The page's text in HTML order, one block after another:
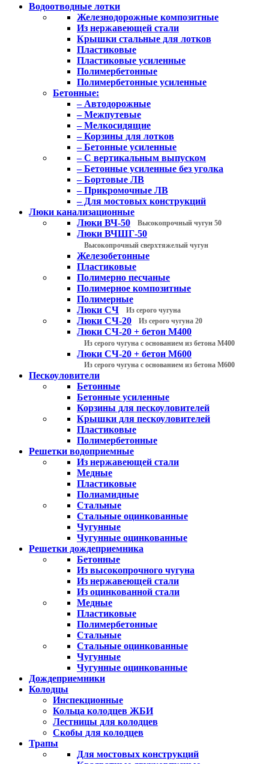
Водоотводные лотки
Железнодорожные композитные
Из нержавеющей стали
Крышки стальные для лотков
Пластиковые
Пластиковые усиленные
Полимербетонные
Полимербетонные усиленные
Бетонные:
– Автодорожные
– Межпутевые
– Мелкосидящие
– Корзины для лотков
– Бетонные усиленные
– С вертикальным выпуском
– Бетонные усиленные без уголка
– Бортовые ЛВ
– Прикромочные ЛВ
– Для мостовых конструкций
Люки канализационные
Люки ВЧ-50
Высокопрочный чугун 50
Люки ВЧШГ-50
Высокопрочный сверхтяжелый чугун
Железобетонные
Пластиковые
Полимерно песчаные
Полимерное композитные
Полимерные
Люки СЧ
Из серого чугуна
Люки СЧ-20 Из серого чугуна 20
Люки СЧ-20 + бетон М400
Из серого чугуна с основанием из бетона М400
Люки СЧ-20 + бетон М600
Из серого чугуна с основанием из бетона М600
Пескоуловители
Бетонные
Бетонные усиленные
Корзины для пескоуловителей
Крышки для пескоуловителей
Пластиковые
Полимербетонные
Решетки водоприемные
Из нержавеющей стали
Медные
Пластиковые
Полиамидные
Стальные
Стальные оцинкованные
Чугунные
Чугунные оцинкованные
Решетки дождеприемника
Бетонные
Из высокопрочного чугуна
Из нержавеющей стали
Из оцинкованной стали
Медные
Пластиковые
Полимербетонные
Стальные
Стальные оцинкованные
Чугунные
Чугунные оцинкованные
Дождеприемники
Колодцы
Инспекционные
Кольца колодцев ЖБИ
Лестницы для колодцев
Скобы для колодцев
Трапы
Для мостовых конструкций